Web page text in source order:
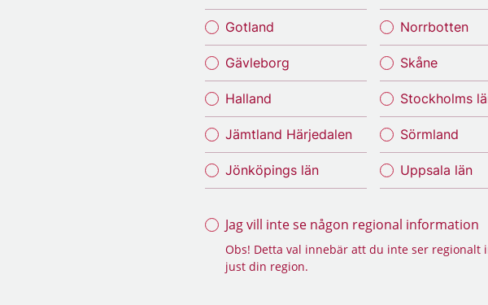
Gotland
Gävleborg
Halland
Jämtland Härjedalen
Jönköpings län
Norrbotten
Skåne
Stockholms
Sörmland
Uppsala län
Jag vill inte se någon regional information
Obs! Detta val innebär att du inte ser
just din region.